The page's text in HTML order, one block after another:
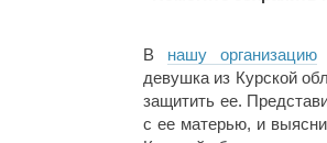
В нашу организацию
девушка из Курской
защитить ее.
с ее матерью, и